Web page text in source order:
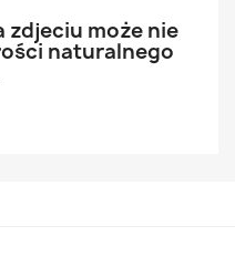
zdjeciu może nie
naturalnego